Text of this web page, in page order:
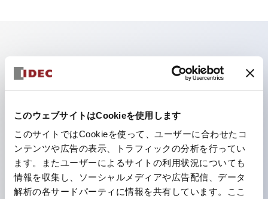
このウェブサイトはCookieを使用します
このサイトではCookieを使って、ユーザーに合わせたコ
ンテンツや広告の表示、トラフィックの分析を行ってい
ます。またユーザーによるサイトの利用状況についても
情報を収集し、ソーシャルメディアや広告配信、データ
解析の各サードパーティに情報を共有しています。ここ
主な特長
照光ユニットの低電圧タイプ（6～24Vタイプ）は
2026年1月より新カタログモデルの製品に順次切り替え
予定
パネルへの取付強度が要求される用途や北米向け機械な
どに適した亜鉛ダイカストタイプ
フィンガープロテクション構造、ねじアップ端子構造、